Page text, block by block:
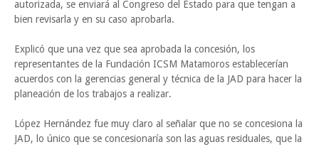
autorizada, se enviará al Congreso del Estado para que tengan a
bien revisarla y en su caso aprobarla.
Explicó que una vez que sea aprobada la concesión, los
representantes de la Fundación ICSM Matamoros establecerían
acuerdos con la gerencias general y técnica de la JAD para hacer la
planeación de los trabajos a realizar.
López Hernández fue muy claro al señalar que no se concesiona la
JAD, lo único que se concesionaría son las aguas residuales, que la